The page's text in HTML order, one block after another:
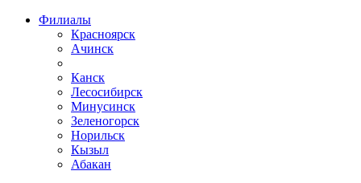
Филиалы
Красноярск
Ачинск
Канск
Лесосибирск
Минусинск
Зеленогорск
Норильск
Кызыл
Абакан